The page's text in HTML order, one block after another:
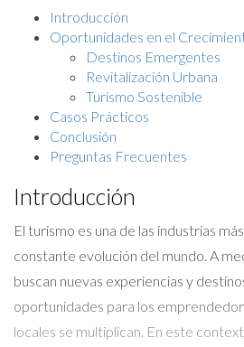
Introducción
Oportunidades en el
Destinos Emergentes
Revitalización Urbana
Turismo Sostenible
Casos Prácticos
Conclusión
Preguntas Frecuentes
Introducción
El turismo es una de las industrias
constante evolución del mundo. A
buscan nuevas experiencias y
oportunidades para los
locales se multiplican. En este